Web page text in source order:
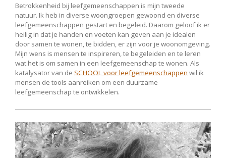
Betrokkenheid bij leefgemeenschappen is mijn tweede
natuur. Ik heb in diverse woongroepen gewoond en diverse
leefgemeenschappen gestart en begeleid. Daarom geloof ik er
heilig in dat je handen en voeten kan geven aan je idealen
door samen te wonen, te bidden, er zijn voor je woonomgeving.
Mijn wens is mensen te inspireren, te begeleiden en te leren
wat het is om samen in een leefgemeenschap te wonen. Als
katalysator van de SCHOOL voor leefgemeenschappen wil ik
mensen de tools aanreiken om een duurzame
leefgemeenschap te ontwikkelen.